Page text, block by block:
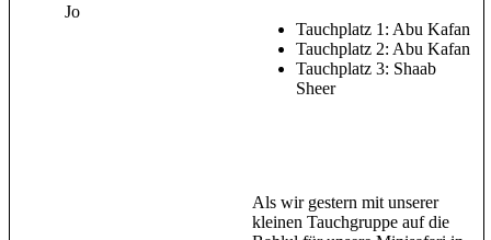
Jo
Tauchplatz 1: Abu Kafan
Tauchplatz 2: Abu Kafan
Tauchplatz 3: Shaab
Sheer
Als wir gestern mit unserer
kleinen Tauchgruppe auf die